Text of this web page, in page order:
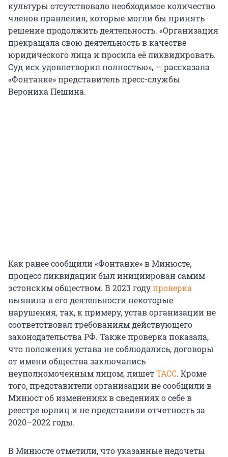
культуры отсутствовало необходимое количество
членов правления, которые могли бы принять
решение продолжить деятельность. «Организация
прекращала свою деятельность в качестве
юридического лица и просила её ликвидировать.
Суд иск удовлетворил полностью», — рассказала
«Фонтанке» представитель пресс-службы
Вероника Пешина.
Как ранее сообщили «Фонтанке» в Минюсте,
процесс ликвидации был инициирован самим
эстонским обществом. В 2023 годупроверка
выявила в его деятельности некоторые
нарушения, так, к примеру, устав организации не
соответствовал требованиям действующего
законодательства РФ. Также проверка показала,
что положения устава не соблюдались, договоры
от имени общества заключались
неуполномоченным лицом, пишетТАСС. Кроме
того, представители организации не сообщили в
Минюст об изменениях в сведениях о себе в
реестре юрлиц и не представили отчетность за
2020–2022 годы.
В Минюсте отметили, что указанные недочеты